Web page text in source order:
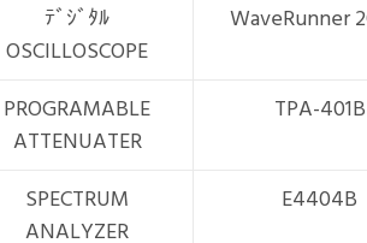
ﾃﾞｼﾞﾀﾙ
OSCILLOSCOPE
WaveRunner
PROGRAMABLE
ATTENUATER
TPA-401B
SPECTRUM
ANALYZER
E4404B